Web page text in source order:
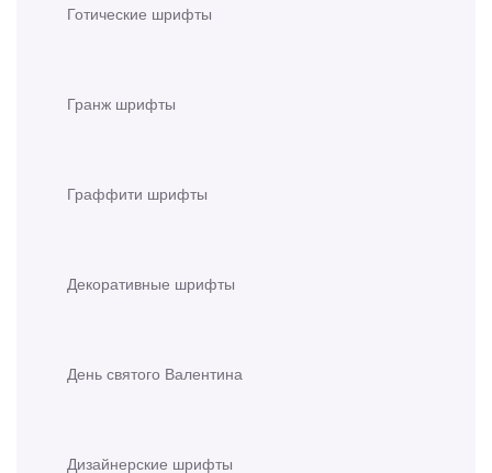
Готические шрифты
Гранж шрифты
Граффити шрифты
Декоративные шрифты
День святого Валентина
Дизайнерские шрифты